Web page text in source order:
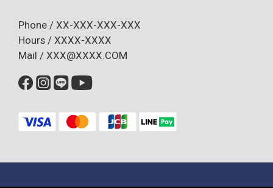
Phone / XX-XXX-XXX-XXX
Hours / XXXX-XXXX
Mail / XXX@XXXX.COM